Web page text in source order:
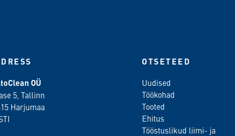
OÜ
5, Tallinn
Harjumaa
OTSETEED
Uudised
Töökohad
Tooted
Ehitus
Tööstuslikud liimi- ja